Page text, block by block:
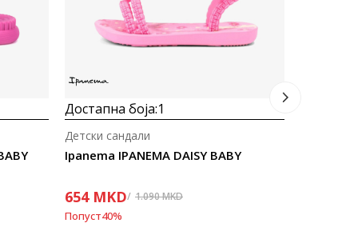
Достапна боја:1
Ipanema IPANEMA DAISY BABY
Детски сандали
654 MKD 1.090MKD
Попуст40%